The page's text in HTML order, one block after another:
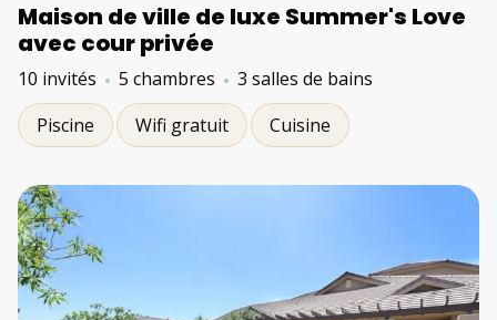
Maison de ville de luxe Summer's Love
avec cour privée
10 invités 5 chambres
3 salles de bains
Piscine
Wifi gratuit Cuisine